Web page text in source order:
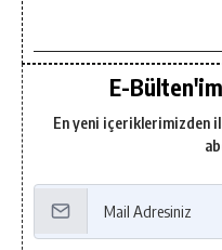
E-
En yeni içeriklerimizden